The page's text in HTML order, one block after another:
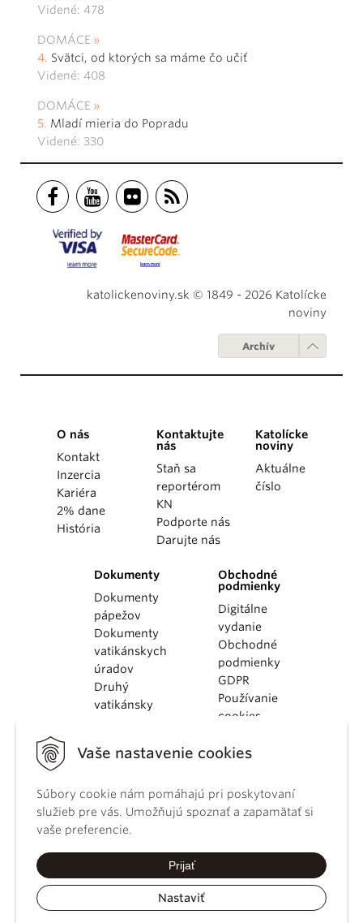
Vaše nastavenie cookies
Súbory cookie nám pomáhajú pri poskytovaní
služieb pre vás. Umožňujú spoznať a zapamätať si
vaše preferencie.
Prijať
Nastaviť
Videné: 478
DOMÁCE
Svätci, od ktorých sa máme čo učiť
Videné: 408
DOMÁCE
Mladí mieria do Popradu
Videné: 330
katolickenoviny.sk © 1849 - 2026 Katolícke
noviny
Archív
O nás
Kontakt
Inzercia
Kariéra
2% dane
História
Kontaktujte
nás
Staň sa
reportérom
KN
Podporte nás
Darujte nás
Katolícke
noviny
Aktuálne
číslo
Dokumenty
Dokumenty
pápežov
Dokumenty
vatikánskych
úradov
Druhý
vatikánsky
KBS
kánonického
práva
Katechizmus
Obchodné
podmienky
Digitálne
vydanie
Obchodné
podmienky
GDPR
Používanie
cookies